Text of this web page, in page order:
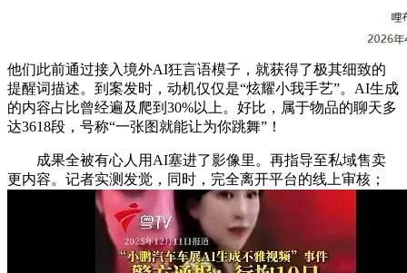
他们此前通过接入境外AI狂言语模子，就获得了极其细致的
提醒词描述。到案发时，动机仅仅是“炫耀小我手艺”。AI生成
的内容占比曾经遍及爬到30%以上。好比，属于物品的聊天多
达3618段，号称“一张图就能让为你跳舞”！
成果全被有心人用AI塞进了影像里。再指导至私域售卖
更内容。记者实测发觉，同时，完全离开平台的线上审核；